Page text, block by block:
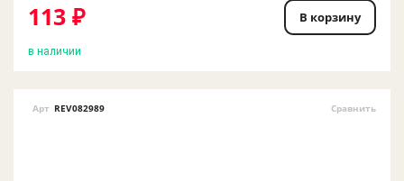
113 ₽ В корзину
в наличии
Арт REV082989 Сравнить